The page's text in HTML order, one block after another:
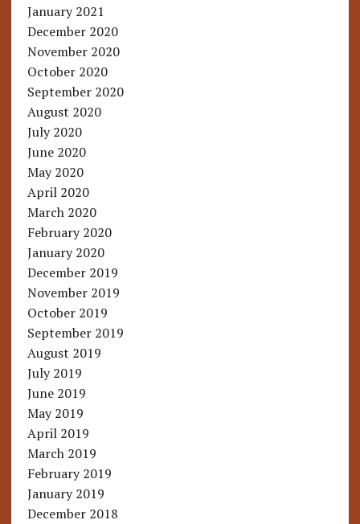
January 2021
December 2020
November 2020
October 2020
September 2020
August 2020
July 2020
June 2020
May 2020
April 2020
March 2020
February 2020
January 2020
December 2019
November 2019
October 2019
September 2019
August 2019
July 2019
June 2019
May 2019
April 2019
March 2019
February 2019
January 2019
December 2018